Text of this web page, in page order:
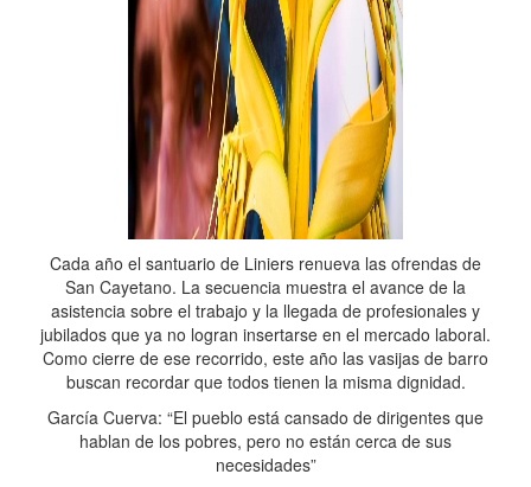
Cada año el santuario de Liniers renueva las ofrendas de
San Cayetano. La secuencia muestra el avance de la
asistencia sobre el trabajo y la llegada de profesionales y
jubilados que ya no logran insertarse en el mercado laboral.
Como cierre de ese recorrido, este año las vasijas de barro
buscan recordar que todos tienen la misma dignidad.
García Cuerva: “El pueblo está cansado de dirigentes que
hablan de los pobres, pero no están cerca de sus
necesidades”